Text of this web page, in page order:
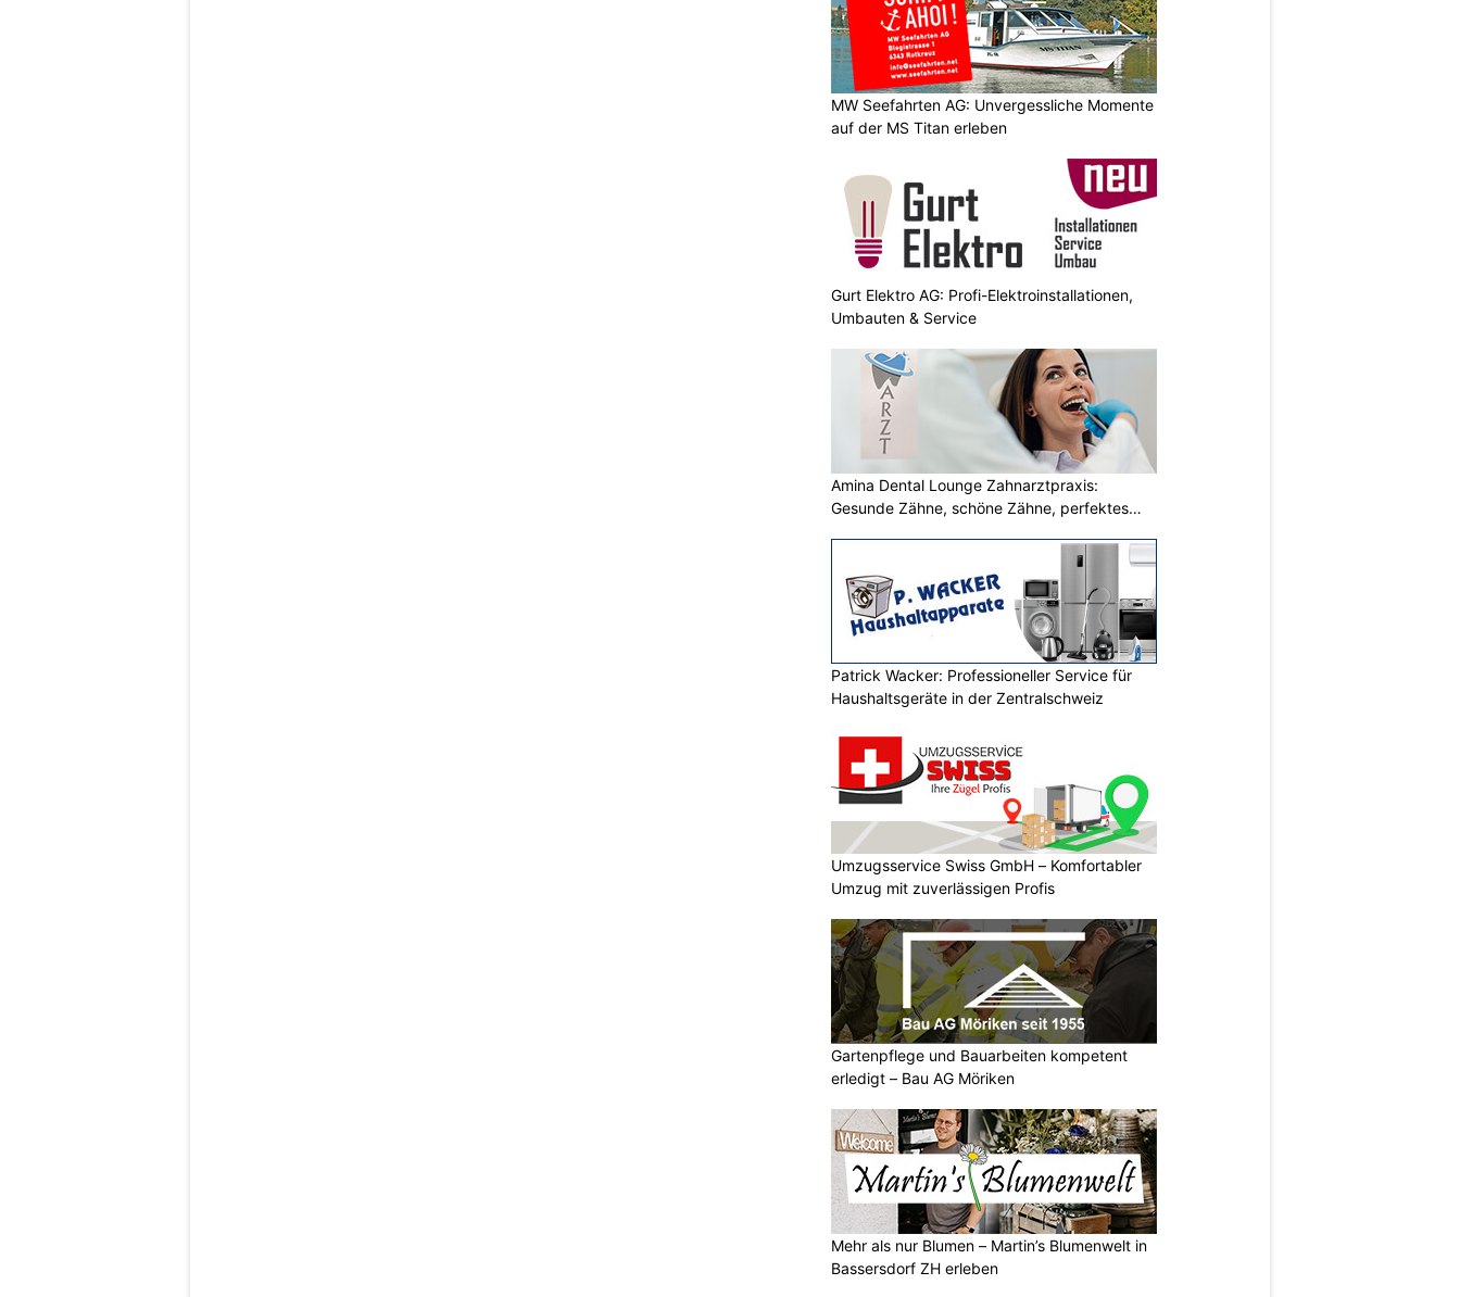
MW Seefahrten AG: Unvergessliche Momente
auf der MS Titan erleben
Gurt Elektro AG: Profi-Elektroinstallationen,
Umbauten & Service
Amina Dental Lounge Zahnarztpraxis:
Gesunde Zähne, schöne Zähne, perfektes
Patrick Wacker: Professioneller Service für
Haushaltsgeräte in der Zentralschweiz
Umzugsservice Swiss GmbH – Komfortabler
Umzug mit zuverlässigen Profis
Gartenpflege und Bauarbeiten kompetent
erledigt – Bau AG Möriken
Mehr als nur Blumen – Martin’s Blumenwelt in
Bassersdorf ZH erleben